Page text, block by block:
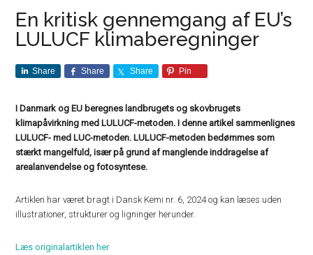
En kritisk gennemgang af EU’s
LULUCF klimaberegninger
Share Share Share Pin
I Danmark og EU beregnes landbrugets og skovbrugets
klimapåvirkning med LULUCF-metoden. I denne artikel sammenlignes
LULUCF- med LUC-metoden. LULUCF-metoden bedømmes som
stærkt mangelfuld, især på grund af manglende inddragelse af
arealanvendelse og fotosyntese.
Artiklen har været bragt i Dansk Kemi nr. 6, 2024 og kan læses uden
illustrationer, strukturer og ligninger herunder.
Læs originalartiklen her